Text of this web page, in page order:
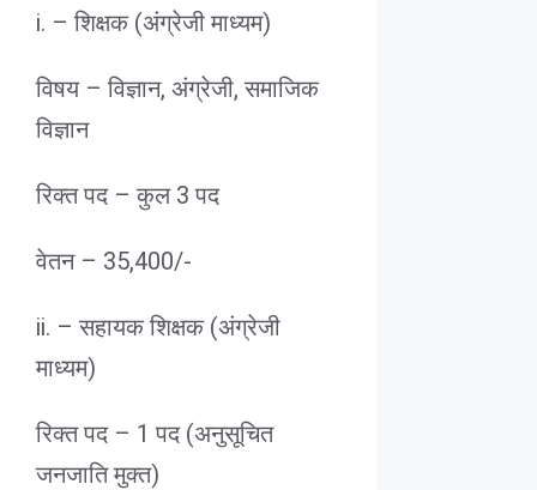
i. – शिक्षक (अंग्रेजी माध्यम)
विषय – विज्ञान, अंग्रेजी, समाजिक
विज्ञान
रिक्त पद – कुल 3 पद
वेतन – 35,400/-
ii. – सहायक शिक्षक (अंग्रेजी
माध्यम)
रिक्त पद – 1 पद (अनुसूचित
जनजाति मुक्त)